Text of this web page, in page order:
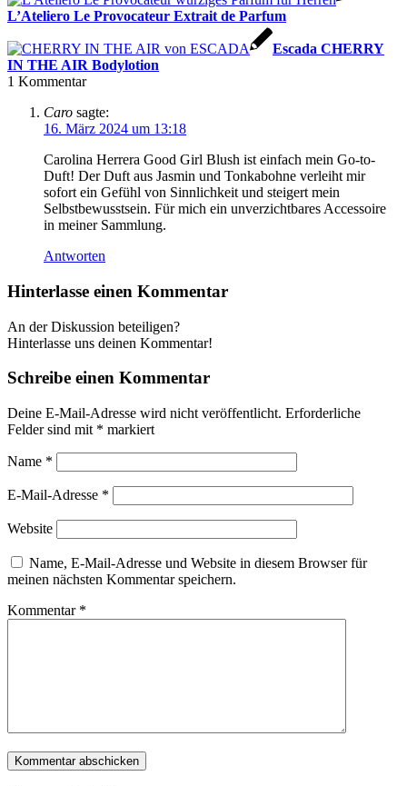
L’Ateliero Le Provocateur Extrait de Parfum
Escada CHERRY
IN THE AIR Bodylotion
1 Kommentar
Caro sagte:
16. März 2024 um 13:18
Carolina Herrera Good Girl Blush ist einfach mein Go-to-
Duft! Der Duft aus Jasmin und Tonkabohne verleiht mir
sofort ein Gefühl von Sinnlichkeit und steigert mein
Selbstbewusstsein. Für mich ein unverzichtbares Accessoire
in meiner Sammlung.
Antworten
Hinterlasse einen Kommentar
An der Diskussion beteiligen?
Hinterlasse uns deinen Kommentar!
Schreibe einen Kommentar
Deine E-Mail-Adresse wird nicht veröffentlicht. Erforderliche
Felder sind mit * markiert
Name *
E-Mail-Adresse *
Website
Name, E-Mail-Adresse und Website in diesem Browser für
meinen nächsten Kommentar speichern.
Kommentar *